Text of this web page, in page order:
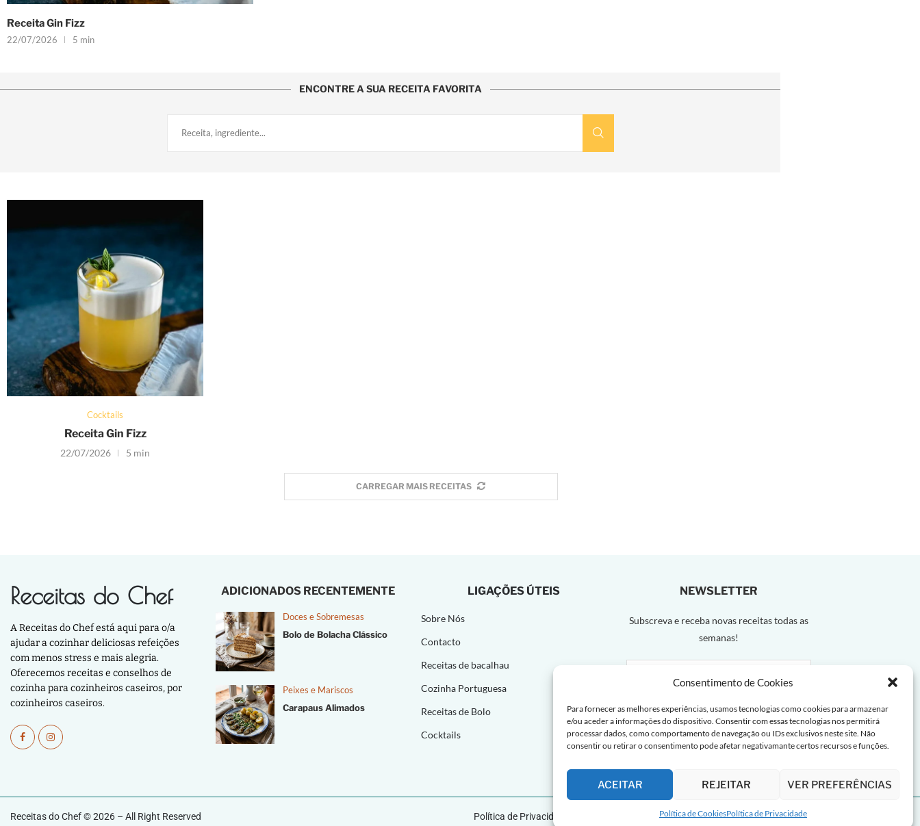
Consentimento de Cookies
Para fornecer as melhores experiências, usamos tecnologias como cookies para armazenar
e/ou aceder a informações do dispositivo. Consentir com essas tecnologias nos permitirá
processar dados, como comportamento de navegação ou IDs exclusivos neste site. Não
consentir ou retirar o consentimento pode afetar negativamante certos recursos e funções.
ACEITAR REJEITAR VER PREFERÊNCIAS
Política de CookiesPolítica de Privacidade
Receita Gin Fizz
22/07/2026 5 min
ENCONTRE A SUA RECEITA FAVORITA
Cocktails
Receita Gin Fizz
22/07/2026 5 min
CARREGAR MAIS RECEITAS
Receitas do Chef
A Receitas do Chef está aqui para o/a
ajudar a cozinhar deliciosas refeições
com menos stress e mais alegria.
Oferecemos receitas e conselhos de
cozinha para cozinheiros caseiros, por
cozinheiros caseiros.
ADICIONADOS RECENTEMENTE
Doces e Sobremesas
Bolo de Bolacha Clássico
Peixes e Mariscos
Carapaus Alimados
LIGAÇÕES ÚTEIS
Sobre Nós
Contacto
Receitas de bacalhau
Cozinha Portuguesa
Receitas de Bolo
Cocktails
NEWSLETTER
Subscreva e receba novas receitas todas as
semanas!
Receitas do Chef © 2026 – All Right Reserved Política de Privacidade | Política de Cookies |Termos de uso